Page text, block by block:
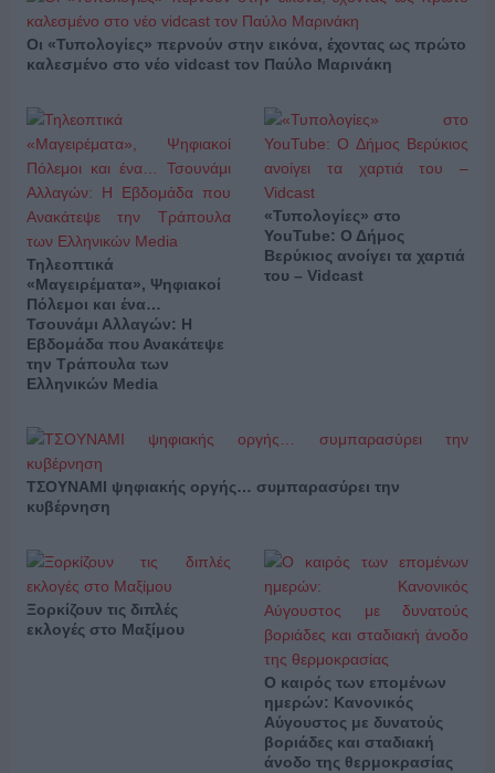
Οι «Τυπολογίες» περνούν στην εικόνα, έχοντας ως πρώτο
καλεσμένο στο νέο vidcast τον Παύλο Μαρινάκη
Τηλεοπτικά
«Μαγειρέματα», Ψηφιακοί
Πόλεμοι και ένα…
Τσουνάμι Αλλαγών: Η
Εβδομάδα που Ανακάτεψε
την Τράπουλα των
Ελληνικών Media
«Τυπολογίες» στο
YouTube: Ο Δήμος
Βερύκιος ανοίγει τα χαρτιά
του – Vidcast
ΤΣΟΥΝΑΜΙ ψηφιακής οργής… συμπαρασύρει την
κυβέρνηση
Ξορκίζουν τις διπλές
εκλογές στο Μαξίμου
Ο καιρός των επομένων
ημερών: Κανονικός
Αύγουστος με δυνατούς
βοριάδες και σταδιακή
άνοδο της θερμοκρασίας